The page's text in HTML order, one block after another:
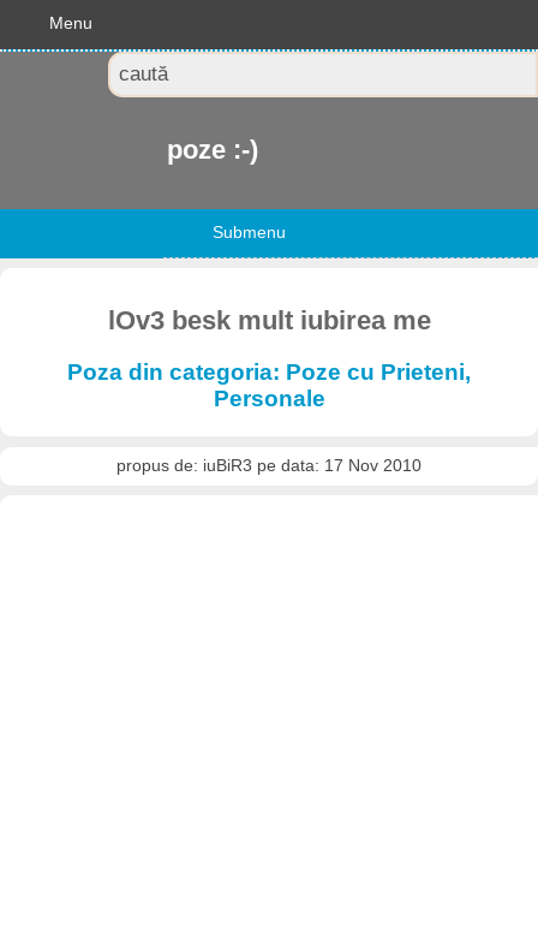
Menu
poze :-)
Submenu
lOv3 besk mult iubirea me
Poza din categoria: Poze cu Prieteni,
Personale
propus de: iuBiR3 pe data: 17 Nov 2010